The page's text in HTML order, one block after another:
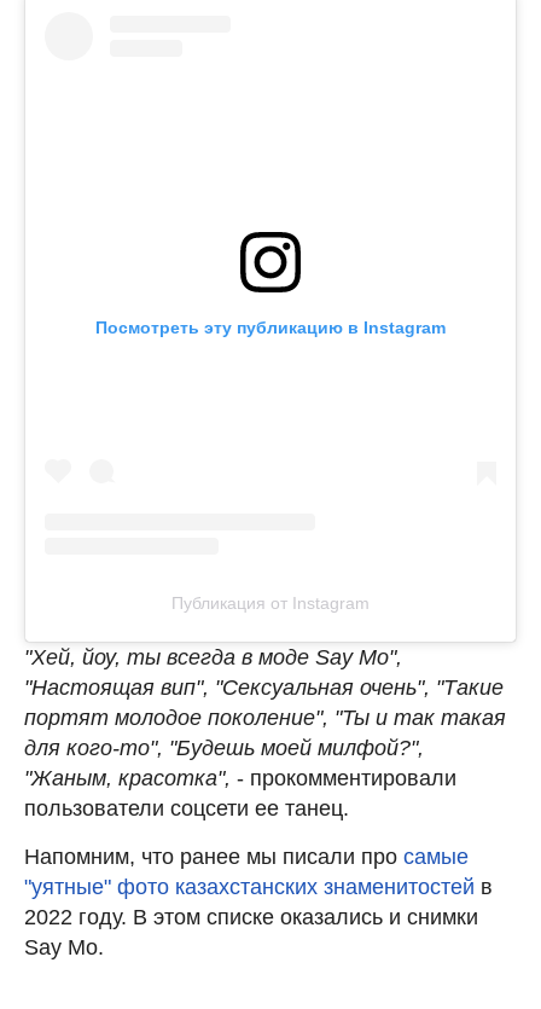
Посмотреть эту публикацию в Instagram
Публикация от Instagram
"Хей, йоу, ты всегда в моде Say Mo",
"Настоящая вип", "Сексуальная очень", "Такие
портят молодое поколение", "Ты и так такая
для кого-то", "Будешь моей милфой?",
"Жаным, красотка", - прокомментировали
пользователи соцсети ее танец.
Напомним, что ранее мы писали про самые
"уятные" фото казахстанских знаменитостей в
2022 году. В этом списке оказались и снимки
Say Mo.